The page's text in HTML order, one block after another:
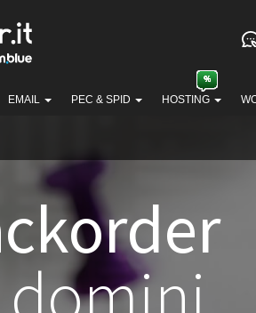
EMAIL PEC & SPID HOSTING